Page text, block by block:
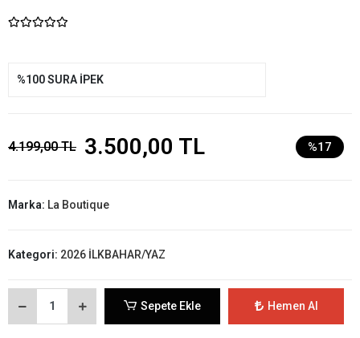
%100 SURA İPEK
4.199,00 TL 3.500,00 TL %17
Marka: La Boutique
Kategori: 2026 İLKBAHAR/YAZ
Sepete Ekle Hemen Al